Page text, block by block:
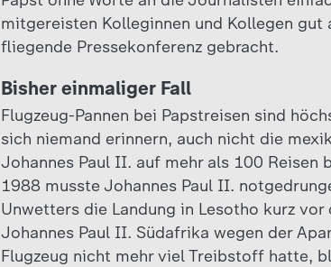
mitgereisten Kolleginnen und Kollegen
fliegende Pressekonferenz gebracht.
Bisher einmaliger Fall
Flugzeug-Pannen bei Papstreisen sind
sich niemand erinnern, auch nicht die
Johannes Paul II. auf mehr als 100
1988 musste Johannes Paul II.
Unwetters die Landung in Lesotho kurz
Johannes Paul II. Südafrika wegen der
Flugzeug nicht mehr viel Treibstoff hatte,